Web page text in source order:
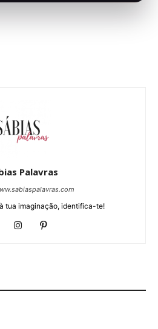
Palavras
tua imaginação, identifica-te!